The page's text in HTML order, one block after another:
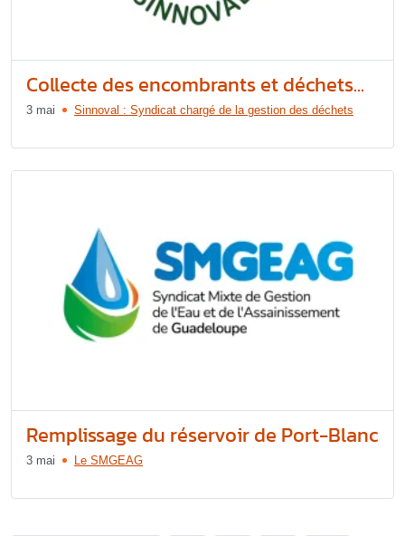
Collecte des encombrants et déchets...
3 mai Sinnoval : Syndicat chargé de la gestion des déchets
Remplissage du réservoir de Port-Blanc
3 mai Le SMGEAG